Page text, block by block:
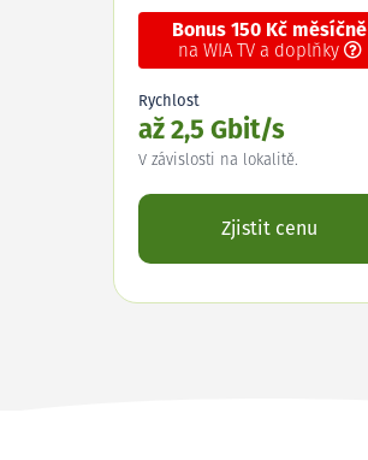
Bonus 150 Kč měsíčně
na WIA TV a doplňky
Rychlost
až 2,5 Gbit/s
V závislosti na lokalitě.
Zjistit cenu